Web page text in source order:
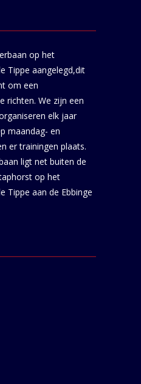
op het
Tippe aangelegd,dit
om een
richten. We zijn een
elk jaar
maandag- en
er trainingen plaats.
ligt net buiten de
op het
Tippe aan de Ebbinge